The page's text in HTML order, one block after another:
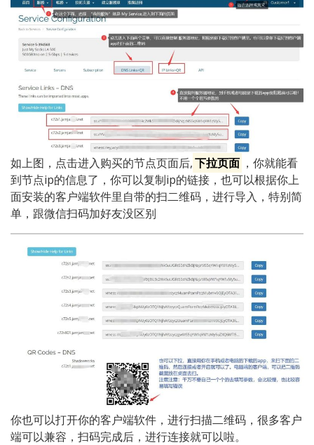
如上图，点击进入购买的节点页面后,下拉页面 ，你就能看
到节点ip的信息了，你可以复制ip的链接，也可以根据你上
面安装的客户端软件里自带的扫二维码，进行导入，特别简
单，跟微信扫码加好友没区别
你也可以打开你的客户端软件，进行扫描二维码，很多客户
端可以兼容，扫码完成后，进行连接就可以啦。